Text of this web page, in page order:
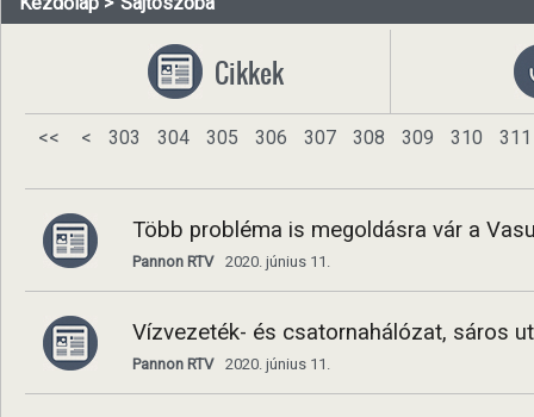
Cikkek
<< < 303 304 305 306 307 308 309 310 311
Több probléma is megoldásra vár a
Pannon RTV 2020. június 11.
Vízvezeték- és csatornahálózat, sáros
Pannon RTV 2020. június 11.